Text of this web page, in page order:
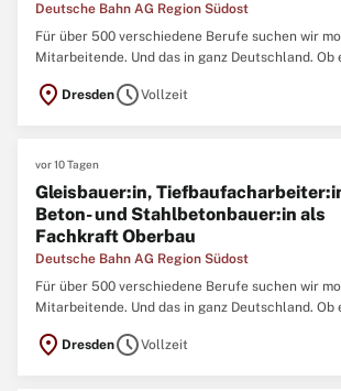
Deutsche Bahn AG Region Südost
Für über 500 verschiedene Berufe suchen wir
Mitarbeitende. Und das in ganz Deutschland.
Weiterbildungsmöglichkeiten. Original
location_on DresdenscheduleVollzeit
vor 10 Tagen
Gleisbauer:in,
Beton- und Stahlbetonbauer:in als
Fachkraft Oberbau
Deutsche Bahn AG Region Südost
Für über 500 verschiedene Berufe suchen wir
Mitarbeitende. Und das in ganz Deutschland.
Weiterbildungsmöglichkeiten. Aufgaben Zum
location_on DresdenscheduleVollzeit